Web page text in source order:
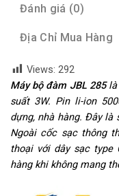
Đánh giá (0)
Địa Chỉ Mua Hàng
Views: 292
Máy bộ đàm JBL 285là
suất 3W. Pin li-ion
dựng, nhà hàng. Đây là
Ngoài cốc sạc thông
thoại với dây sạc type
hàng khi không mang